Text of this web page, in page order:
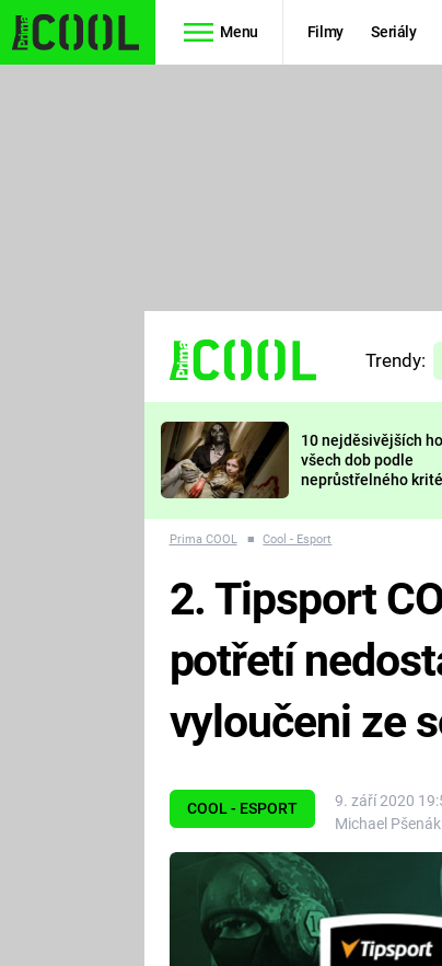
Menu Filmy Seriály
TŘESKU
FUTURAMA
Trendy:
10 nejděsivějších
všech dob podle
neprůstřelného
nejvíc zvednou tep?
Prima COOL ■ Cool - Esport
COOL - ESPORT
9. září 2020
Michael Pšenák
2. Tipsport
potřetí
vyloučeni ze